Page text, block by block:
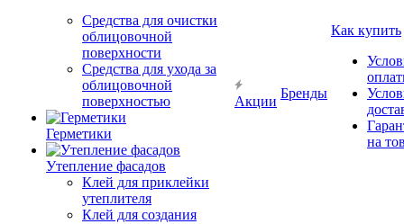
Средства для очистки
облицовочной
поверхности
Средства для ухода за
облицовочной
поверхностью
Герметики
Утепление фасадов
Клей для приклейки
утеплителя
Клей для создания
Акции
Бренды
Как купить
на